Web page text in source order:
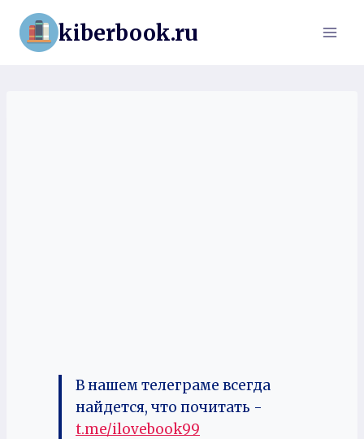
Перейти
содержимому
kiberbook.ru
В нашем телеграме всегда
найдется, что почитать -
t.me/ilovebook99